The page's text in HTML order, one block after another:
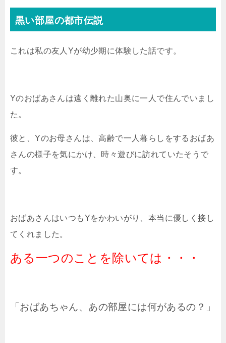
黒い部屋の都市伝説
これは私の友人Yが幼少期に体験した話です。
Yのおばあさんは遠く離れた山奥に一人で住んでいまし
た。
彼と、Yのお母さんは、高齢で一人暮らしをするおばあ
さんの様子を気にかけ、時々遊びに訪れていたそうで
す。
おばあさんはいつもYをかわいがり、本当に優しく接し
てくれました。
ある一つのことを除いては・・・
「おばあちゃん、あの部屋には何があるの？」